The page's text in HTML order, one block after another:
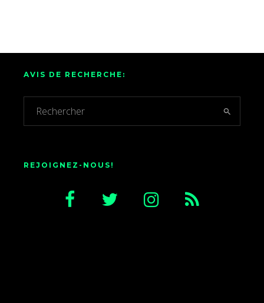
AVIS DE RECHERCHE:
REJOIGNEZ-NOUS!